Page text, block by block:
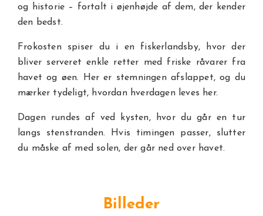
og historie – fortalt i øjenhøjde af dem, der kender
den bedst.
Frokosten spiser du i en fiskerlandsby, hvor der
bliver serveret enkle retter med friske råvarer fra
havet og øen. Her er stemningen afslappet, og du
mærker tydeligt, hvordan hverdagen leves her.
Dagen rundes af ved kysten, hvor du går en tur
langs stenstranden. Hvis timingen passer, slutter
du måske af med solen, der går ned over havet.
Billeder